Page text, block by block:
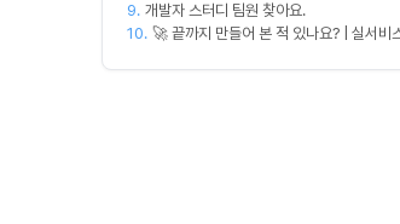
만드실분
9. 개발자 스터디 팀원 찾아요.
10. 🚀 끝까지 만들어 본 적 있나요? | 실서비